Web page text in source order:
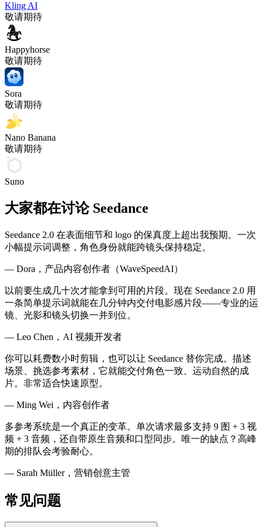
Kling AI
敬请期待
Happyhorse
敬请期待
Sora
敬请期待
Nano Banana
敬请期待
Suno
大家都在讨论 Seedance
Seedance 2.0 在表面细节和 logo 的保真度上超出我预期。一次
小幅提示词调整，角色身份就能跨镜头保持稳定。
— Dora，产品内容创作者（WaveSpeedAI）
以前要生成几十次才能拿到可用的片段。现在 Seedance 2.0 用
一条简单提示词就能在几分钟内交付电影感片段——专业的运
镜、光影和镜头切换一并到位。
— Leo Chen，AI 视频开发者
你可以耗费数小时剪辑，也可以让 Seedance 替你完成。描述
场景、挑选参考素材，它就能交付角色一致、运动自然的成
片。非常适合快速原型。
— Ming Wei，内容创作者
多参考系统是一个真正的变革。单次请求最多支持 9 图 + 3 视
频 + 3 音频，还自带原生音频和口型同步。唯一的缺点？高峰
期的排队会考验耐心。
— Sarah Müller，营销创意主管
常见问题